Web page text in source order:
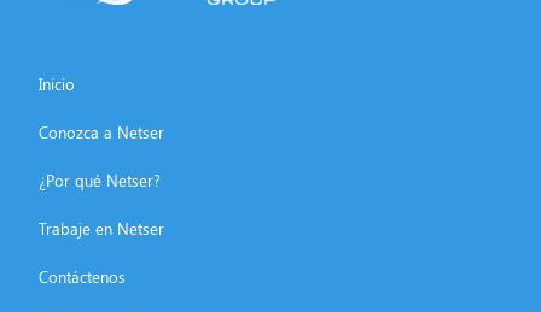
Inicio
Conozca a Netser
¿Por qué Netser?
Trabaje en Netser
Contáctenos